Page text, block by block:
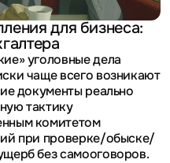
для бизнеса:
уголовные дела
чаще всего возникают
документы реально
тактику
комитетом
при проверке/обыске/
без самооговоров.